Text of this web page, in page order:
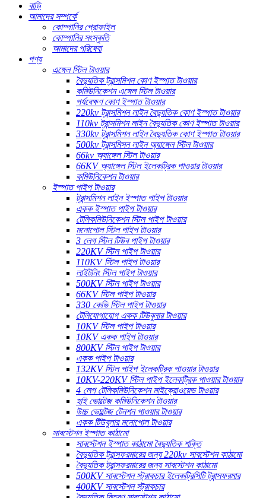
বাড়ি
আমাদের সম্পর্কে
কোম্পানির প্রোফাইল
কোম্পানির সংস্কৃতি
আমাদের পরিষেবা
পণ্য
এঙ্গেল স্টিল টাওয়ার
বৈদ্যুতিক ট্রান্সমিশন কোণ ইস্পাত টাওয়ার
কমিউনিকেশন এঙ্গেল স্টিল টাওয়ার
পর্যবেক্ষণ কোণ ইস্পাত টাওয়ার
220kv ট্রান্সমিশন লাইন বৈদ্যুতিক কোণ ইস্পাত টাওয়ার
110kv ট্রান্সমিশন লাইন বৈদ্যুতিক কোণ ইস্পাত টাওয়ার
330kv ট্রান্সমিশন লাইন বৈদ্যুতিক কোণ ইস্পাত টাওয়ার
500kv ট্রান্সমিসন লাইন অ্যাঙ্গেল স্টিল টাওয়ার
66kv অ্যাঙ্গেল স্টিল টাওয়ার
66KV অ্যাঙ্গেল স্টিল ইলেকট্রিক পাওয়ার টাওয়ার
কমিউনিকেশন টাওয়ার
ইস্পাত পাইপ টাওয়ার
ট্রান্সমিশন লাইন ইস্পাত পাইপ টাওয়ার
একক ইস্পাত পাইপ টাওয়ার
টেলিকমিউনিকেশন স্টিল পাইপ টাওয়ার
মনোপোল স্টিল পাইপ টাওয়ার
3 লেগ স্টিল টিউব পাইপ টাওয়ার
220KV স্টিল পাইপ টাওয়ার
110KV স্টিল পাইপ টাওয়ার
লাইটনিং স্টিল পাইপ টাওয়ার
500KV স্টিল পাইপ টাওয়ার
66KV স্টিল পাইপ টাওয়ার
330 কেভি স্টিল পাইপ টাওয়ার
টেলিযোগাযোগ একক টিউবুলার টাওয়ার
10KV স্টিল পাইপ টাওয়ার
10KV একক পাইপ টাওয়ার
800KV স্টিল পাইপ টাওয়ার
একক পাইপ টাওয়ার
132KV স্টিল পাইপ ইলেকট্রিক পাওয়ার টাওয়ার
10KV-220KV স্টিল পাইপ ইলেকট্রিক পাওয়ার টাওয়ার
4 লেগ টেলিকমিউনিকেশন মাইক্রোওয়েভ টাওয়ার
হাই ভোল্টেজ কমিউনিকেশন টাওয়ার
উচ্চ ভোল্টেজ টেনশন পাওয়ার টাওয়ার
একক টিউবুলার মনোপোল টাওয়ার
সাবস্টেশন ইস্পাত কাঠামো
সাবস্টেশন ইস্পাত কাঠামো বৈদ্যুতিক শক্তি
বৈদ্যুতিক ট্রান্সফরমারের জন্য 220kv সাবস্টেশন কাঠামো
বৈদ্যুতিক ট্রান্সফরমারের জন্য সাবস্টেশন কাঠামো
500KV সাবস্টেশন স্ট্রাকচার ইলেকট্রিসিটি ট্রান্সফরমার
400KV সাবস্টেশন স্ট্রাকচার